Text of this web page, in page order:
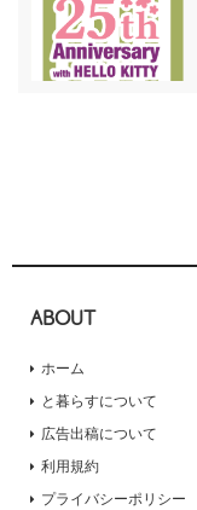
ABOUT
ホーム
と暮らすについて
広告出稿について
利用規約
プライバシーポリシー